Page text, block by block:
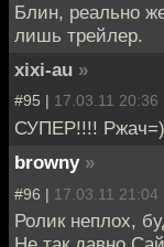
Блин, реально
лишь трейлер.
xixi-au »
#95 | 17.03.11 20:36
СУПЕР!!!! Ржач=)
browny »
#96 | 17.03.11 21:04
Ролик неплох,